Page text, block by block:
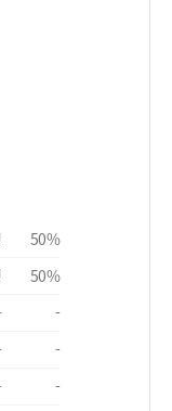
50%
50%
-
-
-